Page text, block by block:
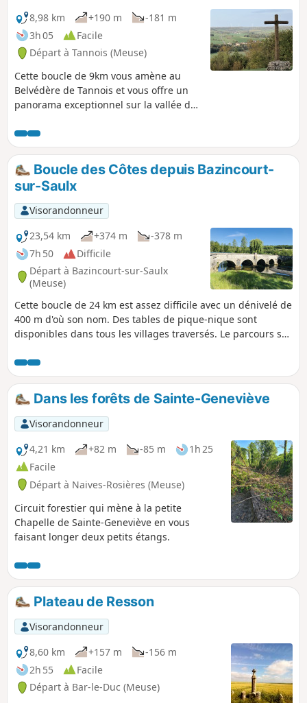
8,98 km
+190 m
-181 m
3h 05
Facile
Départ à Tannois (Meuse)
Cette boucle de 9km vous amène au
Belvédère de Tannois et vous offre un
panorama exceptionnel sur la vallée de
Boucle des Côtes depuis Bazincourt-
sur-Saulx
Visorandonneur
23,54 km
+374 m
-378 m
7h 50
Difficile
Départ à Bazincourt-sur-Saulx
(Meuse)
Cette boucle de 24 km est assez difficile avec un dénivelé de
400 m d'où son nom. Des tables de pique-nique sont
disponibles dans tous les villages traversés. Le parcours se
ombragé. À Stainville, visitez l'Église Saint-Mathieu du XVIe
avec un autel à baldaquin, des huiles sur toile du Christ, le
château de Choiseul et la fontaine de pierre du XIXe siècle.
Dans les forêts de Sainte-Geneviève
Visorandonneur
4,21 km
+82 m -85 m
1h 25
Facile
Départ à Naives-Rosières (Meuse)
Circuit forestier qui mène à la petite
Chapelle de Sainte-Geneviève en vous
faisant longer deux petits étangs.
Plateau de Resson
Visorandonneur
8,60 km
+157 m
-156 m
2h 55
Facile
Départ à Bar-le-Duc (Meuse)